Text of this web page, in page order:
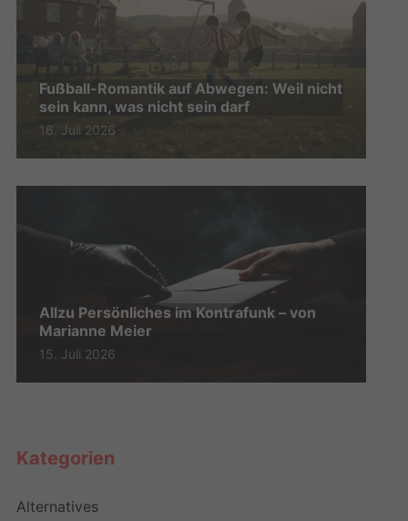
Fußball-Romantik auf Abwegen: Weil nicht
sein kann, was nicht sein darf
16. Juli 2026
Allzu Persönliches im Kontrafunk – von
Marianne Meier
15. Juli 2026
Kategorien
Alternatives